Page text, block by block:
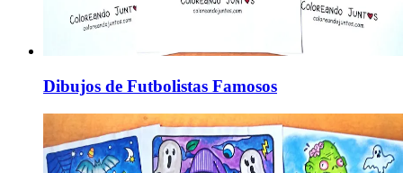
Dibujos de Futbolistas Famosos